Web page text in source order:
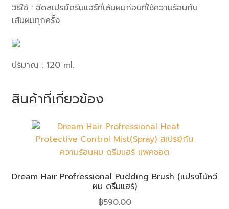
วิธีใช้ : ฉีดสเปรย์ดรีมแฮร์ที่เส้นผมก่อนที่ใช้ความร้อนกับ
เส้นผมทุกครั้ง
ปริมาณ : 120 ml.
สินค้าที่เกี่ยวข้อง
Dream Hair Profressional Pudding Brush (แปรงไม้หวี
ผม ดรีมแฮร์)
฿590.00